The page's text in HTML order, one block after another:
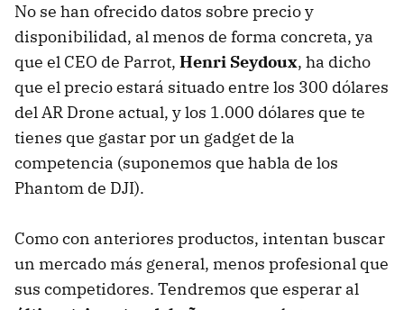
No se han ofrecido datos sobre precio y
disponibilidad, al menos de forma concreta, ya
que el CEO de Parrot, Henri Seydoux, ha dicho
que el precio estará situado entre los 300 dólares
del AR Drone actual, y los 1.000 dólares que te
tienes que gastar por un gadget de la
competencia (suponemos que habla de los
Phantom de DJI).
Como con anteriores productos, intentan buscar
un mercado más general, menos profesional que
sus competidores. Tendremos que esperar al